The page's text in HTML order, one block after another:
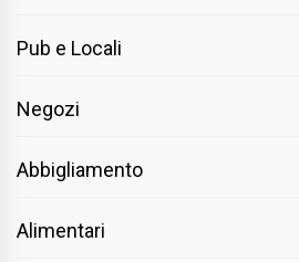
Pub e Locali
Negozi
Abbigliamento
Alimentari